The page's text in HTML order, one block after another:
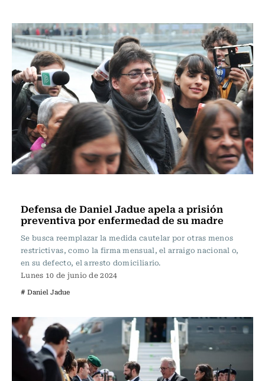
Defensa de Daniel Jadue apela a prisión
preventiva por enfermedad de su madre
Se busca reemplazar la medida cautelar por otras menos
restrictivas, como la firma mensual, el arraigo nacional o,
en su defecto, el arresto domiciliario.
Lunes 10 de junio de 2024
# Daniel Jadue